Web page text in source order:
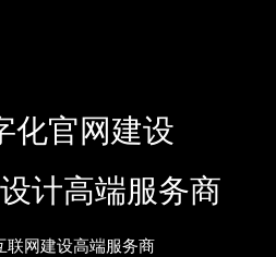
化官网建设
计高端服务商
联网建设高端服务商